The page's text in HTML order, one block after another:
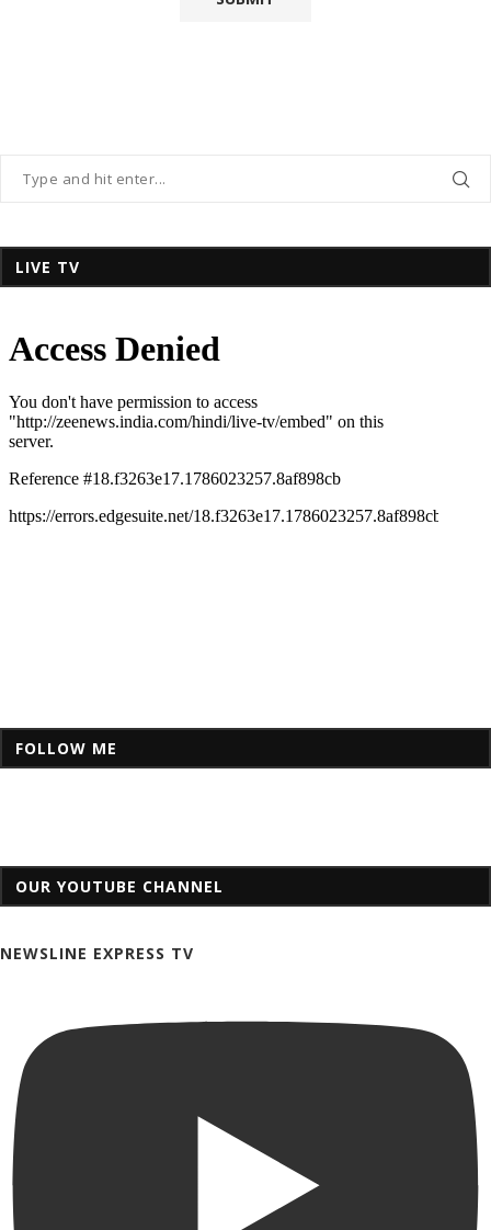
LIVE TV
FOLLOW ME
OUR YOUTUBE CHANNEL
NEWSLINE EXPRESS TV